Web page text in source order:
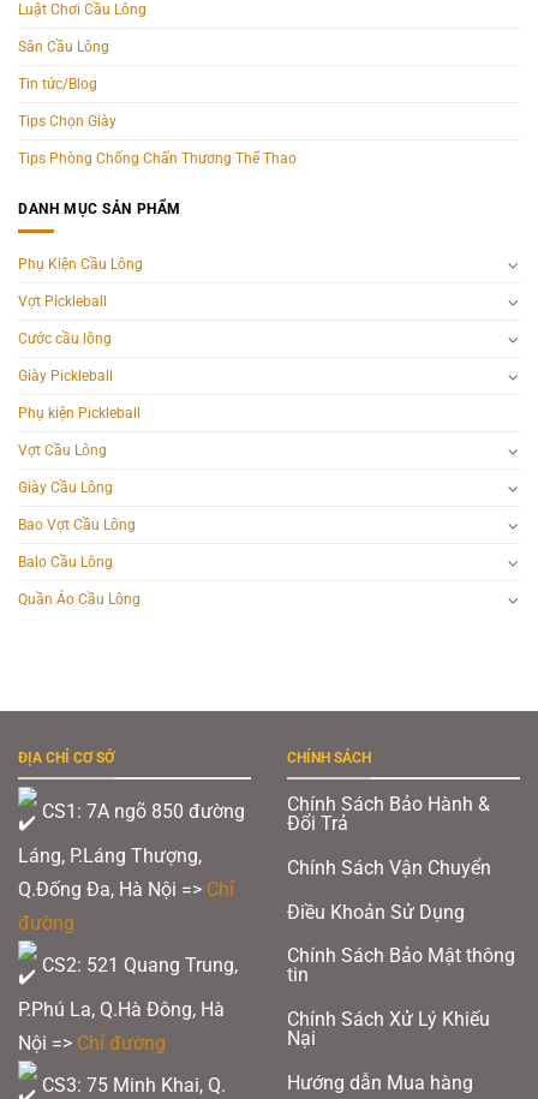
Luật Chơi Cầu Lông
Sân Cầu Lông
Tin tức/Blog
Tips Chọn Giày
Tips Phòng Chống Chấn Thương Thể Thao
DANH MỤC SẢN PHẨM
Phụ Kiện Cầu Lông
Vợt Pickleball
Cước cầu lông
Giày Pickleball
Phụ kiện Pickleball
Vợt Cầu Lông
Giày Cầu Lông
Bao Vợt Cầu Lông
Balo Cầu Lông
Quần Áo Cầu Lông
ĐỊA CHỈ CƠ SỞ
CS1: 7A ngõ 850 đường
Láng, P.Láng Thượng,
Q.Đống Đa, Hà Nội => Chỉ
đường
CS2: 521 Quang Trung,
P.Phú La, Q.Hà Đông, Hà
Nội => Chỉ đường
CS3: 75 Minh Khai, Q.
CHÍNH SÁCH
Chính Sách Bảo Hành &
Đổi Trả
Chính Sách Vận Chuyển
Điều Khoản Sử Dụng
Chính Sách Bảo Mật thông
tin
Chính Sách Xử Lý Khiếu
Nại
Hướng dẫn Mua hàng